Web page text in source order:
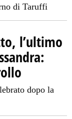
di Taruffi
l’ultimo
dopo la